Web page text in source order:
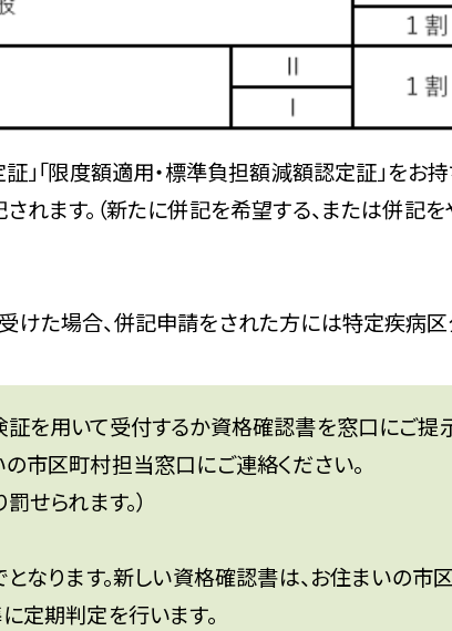
」「限度額適用・標準負担額減額認定証」をお
れます。（新たに併記を希望する、または併記
た場合、併記申請をされた方には特定疾病区
を用いて受付するか資格確認書を窓口にご提示
市区町村担当窓口にご連絡ください。
せられます。）
なります。新しい資格確認書は、お住まいの市
期判定を行います。